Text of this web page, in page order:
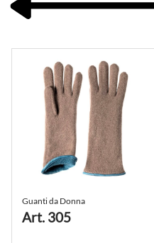
Guanti da Donna
Art. 305